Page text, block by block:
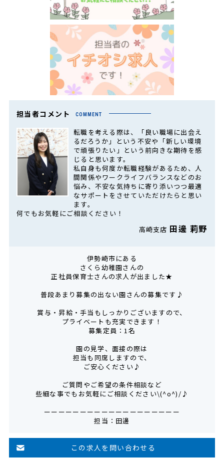
担当者コメント COMMENT
転職を考える際は、「良い職場に出会え
るだろうか」という不安や「新しい環境
で頑張りたい」という前向きな期待を感
じると思います。
私自身も何度か転職経験があるため、人
間関係やワークライフバランスなどのお
悩み、不安な気持ちに寄り添いつつ最適
なサポートをさせていただけたらと思い
ます。
何でもお気軽にご相談ください！
高崎支店 田邊 莉野
伊勢崎市にある
さくら幼稚園さんの
正社員保育士さんの求人が出ました★
普段あまり募集の出ない園さんの募集です♪
賞与・昇給・手当もしっかりございますので、
プライベートも充実できます！
募集定員：1名
園の見学、面接の際は
担当も同席しますので、
ご安心ください♪
ご質問やご希望の条件相談など
些細な事でもお気軽にご相談ください\(^o^)/♪
ーーーーーーーーーーーーーーーーーーー
担当：田邊
この求人を問い合わせる